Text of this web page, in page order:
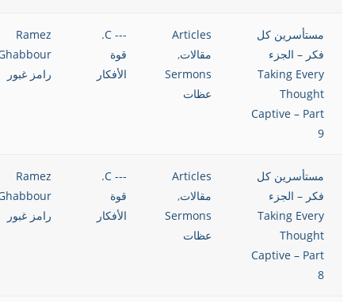
مستأسرين كل
فكر – الجزء
Taking Every
Thought
Captive – Part
9
Articles
مقالات,
Sermons
عظات
--- C.
قوة
الأفكار
Ramez
رامز غبور
مستأسرين كل
فكر – الجزء
Taking Every
Thought
Captive – Part
8
Articles
مقالات,
Sermons
عظات
--- C.
قوة
الأفكار
Ramez
رامز غبور